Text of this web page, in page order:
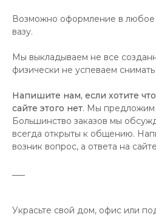
Возможно оформление в любое
вазу.
Мы выкладываем не все
физически не успеваем снимать
Напишите нам, если хотите
сайте этого нет. Мы предложим
Большинство заказов мы
всегда открыты к общению.
возник вопрос, а ответа на
Украсьте свой дом, офис или